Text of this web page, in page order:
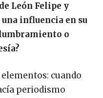
León Felipe y
influencia en su
o
cuando
periodismo